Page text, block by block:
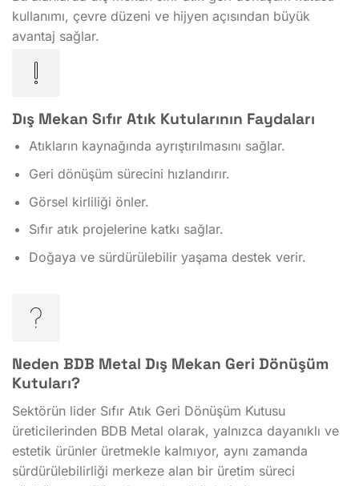
kullanımı, çevre düzeni ve hijyen açısından büyük
avantaj sağlar.
Dış Mekan Sıfır Atık Kutularının Faydaları
Atıkların kaynağında ayrıştırılmasını sağlar.
Geri dönüşüm sürecini hızlandırır.
Görsel kirliliği önler.
Sıfır atık projelerine katkı sağlar.
Doğaya ve sürdürülebilir yaşama destek verir.
Neden BDB Metal Dış Mekan Geri Dönüşüm
Kutuları?
Sektörün lider Sıfır Atık Geri Dönüşüm Kutusu
üreticilerinden BDB Metal olarak, yalnızca dayanıklı ve
estetik ürünler üretmekle kalmıyor, aynı zamanda
sürdürülebilirliği merkeze alan bir üretim süreci